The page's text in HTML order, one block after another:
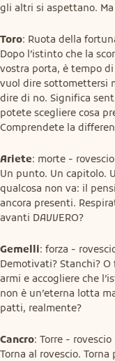
gli altri si aspettano.
Toro: Ruota della
Dopo l’istinto che la
vostra porta, è tempo
vuol dire sottomettersi
dire di no. Significa
potete scegliere cosa
Comprendete la
Ariete: morte - rovescio
Un punto. Un capitolo.
qualcosa non va: il
ancora presenti.
avanti DAVVERO?
Gemelli: forza -
Demotivati? Stanchi?
armi e accogliere che
non è un’eterna lotta
patti, realmente?
Cancro: Torre - rovescio
Torna al rovescio.